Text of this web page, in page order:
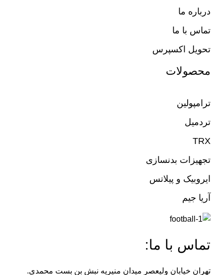
درباره ما
تماس با ما
تحویل اکسپرس
محصولات
ترامپولین
تردمیل
TRX
تجهیزات بدنسازی
ایروبیک و پیلاتس
آریا جیم
تماس با ما:
تهران خیابان ولیعصر میدان منیریه نبش بن بست محمدی.